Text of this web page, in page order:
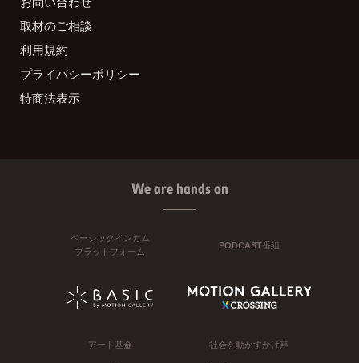
取材のご相談
利用規約
プライバシーポリシー
特商法表示
We are hands on
ベーシックインカム
プラットフォーム
PODCAST番組
アート基金 社会を動かすかけ声